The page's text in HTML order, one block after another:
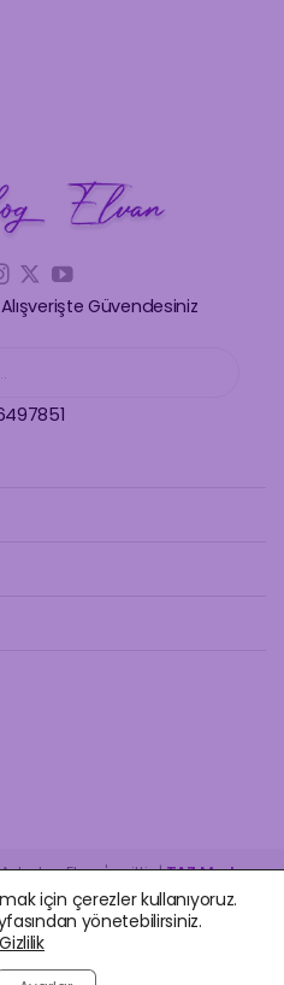
Güvendesiniz
Elvan'a aittir. |TAZ Medya.
için çerezler kullanıyoruz.
yönetebilirsiniz.